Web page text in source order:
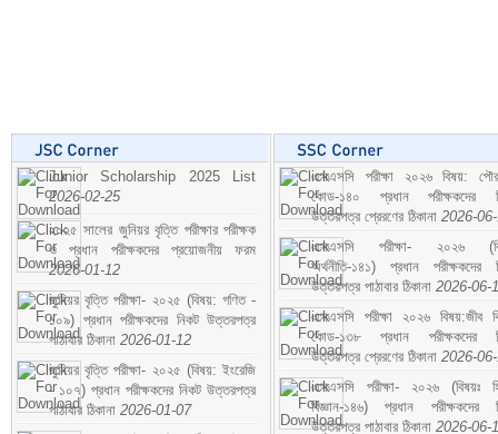
Junior Scholarship 2025 List
2026-02-25
২০২৫ সালের জুনিয়র বৃত্তি পরীক্ষার পরীক্ষক
ও প্রধান পরীক্ষকদের প্রয়োজনীয় ফরম
2026-01-12
জুনিয়র বৃত্তি পরীক্ষা- ২০২৫ (বিষয়: গণিত -
১০৯) প্রধান পরীক্ষকদের নিকট উত্তরপত্র
পাঠাবার ঠিকানা 2026-01-12
জুনিয়র বৃত্তি পরীক্ষা- ২০২৫ (বিষয়: ইংরেজি
- ১০৭) প্রধান পরীক্ষকদের নিকট উত্তরপত্র
পাঠাবার ঠিকানা 2026-01-07
এসএসসি পরীক্ষা ২০২৬ বিষয়:
কোড-১৪০ প্রধান পরীক্ষকদের
উত্তরপত্র প্রেরণের ঠিকানা 2026-
এসএসসি পরীক্ষা- ২০২৬
অর্থনীতি-১৪১) প্রধান পরীক্ষকদের
উত্তরপত্র পাঠাবার ঠিকানা 2026-06-
এসএসসি পরীক্ষা ২০২৬ বিষয়:জীব
কোড-১৩৮ প্রধান পরীক্ষকদের
উত্তরপত্র প্রেরণের ঠিকানা 2026-
এসএসসি পরীক্ষা- ২০২৬ (বিষয়ঃ
বিজ্ঞান-১৪৬) প্রধান পরীক্ষকদের
উত্তরপত্র পাঠাবার ঠিকানা 2026-06-